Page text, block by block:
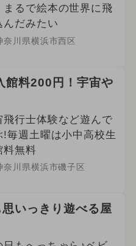
まるで絵本の世界に飛
んだみたい
奈川県横浜市西区
館料200円！宇宙や
飛行士体験など遊んで
!毎週土曜は小中高校生
料無料
奈川県横浜市磯子区
いっきり遊べる屋